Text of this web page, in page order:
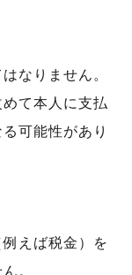
なりません。
て本人に支払
可能性があり
えば税金）を
。